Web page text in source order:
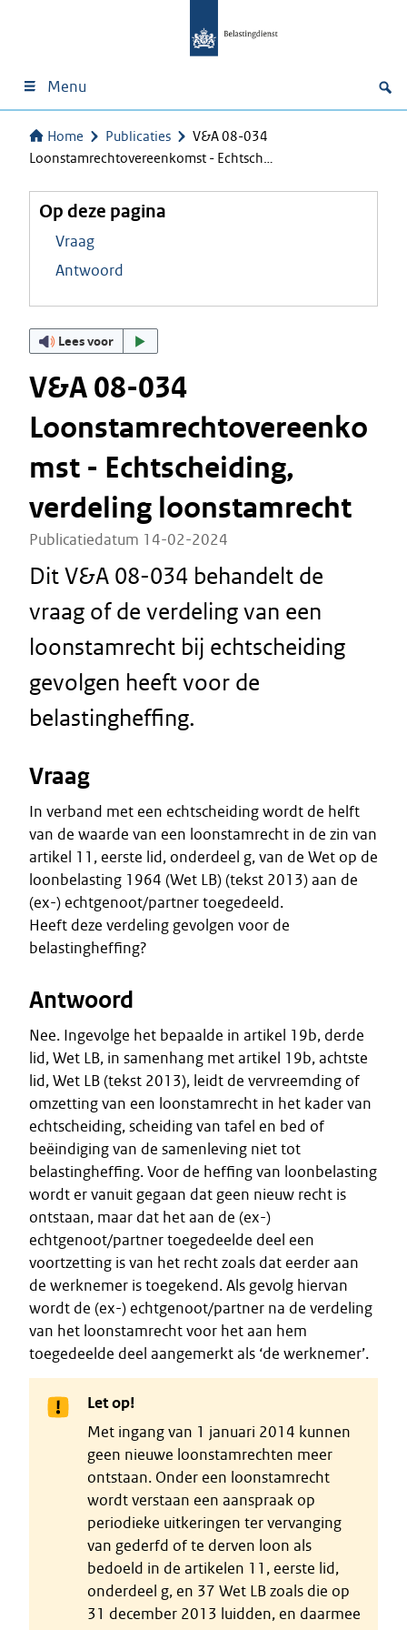
Menu
Home Publicaties
V&A 08-034
Loonstamrechtovereenkomst - Echtsch…
Op deze pagina
Vraag
Antwoord
Lees voor
V&A 08-034
Loonstamrechtovereenko
mst - Echtscheiding,
verdeling loonstamrecht
Publicatiedatum 14-02-2024
Dit V&A 08-034 behandelt de
vraag of de verdeling van een
loonstamrecht bij echtscheiding
gevolgen heeft voor de
belastingheffing.
Vraag
In verband met een echtscheiding wordt de helft
van de waarde van een loonstamrecht in de zin van
artikel 11, eerste lid, onderdeel g, van de Wet op de
loonbelasting 1964 (Wet LB) (tekst 2013) aan de
(ex-) echtgenoot/partner toegedeeld.
Heeft deze verdeling gevolgen voor de
belastingheffing?
Antwoord
Nee. Ingevolge het bepaalde in artikel 19b, derde
lid, Wet LB, in samenhang met artikel 19b, achtste
lid, Wet LB (tekst 2013), leidt de vervreemding of
omzetting van een loonstamrecht in het kader van
echtscheiding, scheiding van tafel en bed of
beëindiging van de samenleving niet tot
belastingheffing. Voor de heffing van loonbelasting
wordt er vanuit gegaan dat geen nieuw recht is
ontstaan, maar dat het aan de (ex-)
echtgenoot/partner toegedeelde deel een
voortzetting is van het recht zoals dat eerder aan
de werknemer is toegekend. Als gevolg hiervan
wordt de (ex-) echtgenoot/partner na de verdeling
van het loonstamrecht voor het aan hem
toegedeelde deel aangemerkt als ‘de werknemer’.
Let op!
Met ingang van 1 januari 2014 kunnen
geen nieuwe loonstamrechten meer
ontstaan. Onder een loonstamrecht
wordt verstaan een aanspraak op
periodieke uitkeringen ter vervanging
van gederfd of te derven loon als
bedoeld in de artikelen 11, eerste lid,
onderdeel g, en 37 Wet LB zoals die op
31 december 2013 luidden, en daarmee